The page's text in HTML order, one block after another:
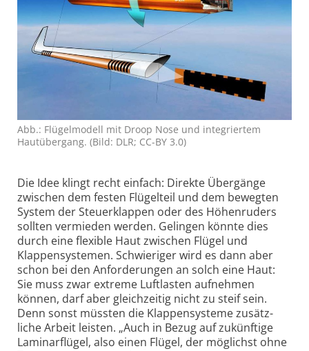
Abb.: Flügelmodell mit Droop Nose und integriertem
Hautübergang. (Bild: DLR; CC-BY 3.0)
Die Idee klingt recht einfach: Direkte Über­gänge
zwischen dem festen Flügel­teil und dem bewegten
System der Steuer­klappen oder des Höhen­ruders
sollten vermieden werden. Gelingen könnte dies
durch eine flexible Haut zwischen Flügel und
Klappen­systemen. Schwieriger wird es dann aber
schon bei den Anforde­rungen an solch eine Haut:
Sie muss zwar extreme Luft­lasten aufnehmen
können, darf aber gleich­zeitig nicht zu steif sein.
Denn sonst müssten die Klappen­systeme zusätz­
liche Arbeit leisten. „Auch in Bezug auf zukünftige
Laminar­flügel, also einen Flügel, der möglichst ohne